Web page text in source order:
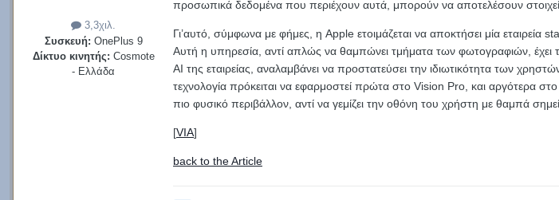
3,3χιλ.
Συσκευή: OnePlus 9
Δίκτυο κινητής: Cosmote
- Ελλάδα
προσωπικά δεδομένα που περιέχουν αυτά, μπορούν να αποτελέσουν
Γι’αυτό, σύμφωνα με φήμες, η Apple ετοιμάζεται να αποκτήσει μία
Αυτή η υπηρεσία, αντί απλώς να θαμπώνει τμήματα των φωτογραφιών, έχει
AI της εταιρείας, αναλαμβάνει να προστατεύσει την ιδιωτικότητα των
τεχνολογία πρόκειται να εφαρμοστεί πρώτα στο Vision Pro, και αργότερα
πιο φυσικό περιβάλλον, αντί να γεμίζει την οθόνη του χρήστη με θαμπά
[VIA]
back to the Article